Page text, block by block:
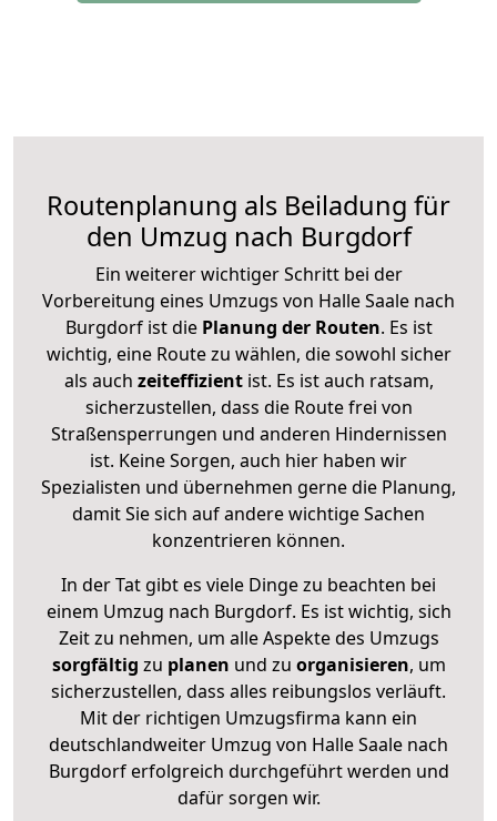
Routenplanung als Beiladung für
den Umzug nach Burgdorf
Ein weiterer wichtiger Schritt bei der
Vorbereitung eines Umzugs von Halle Saale nach
Burgdorf ist diePlanung der Routen. Es ist
wichtig, eine Route zu wählen, die sowohl sicher
als auch zeiteffizientist. Es ist auch ratsam,
sicherzustellen, dass die Route frei von
Straßensperrungen und anderen Hindernissen
ist. Keine Sorgen, auch hier haben wir
Spezialisten und übernehmen gerne die Planung,
damit Sie sich auf andere wichtige Sachen
konzentrieren können.
In der Tat gibt es viele Dinge zu beachten bei
einem Umzug nach Burgdorf. Es ist wichtig, sich
Zeit zu nehmen, um alle Aspekte des Umzugs
sorgfältig zu planen und zu organisieren, um
sicherzustellen, dass alles reibungslos verläuft.
Mit der richtigen Umzugsfirma kann ein
deutschlandweiter Umzug von Halle Saale nach
Burgdorf erfolgreich durchgeführt werden und
dafür sorgen wir.